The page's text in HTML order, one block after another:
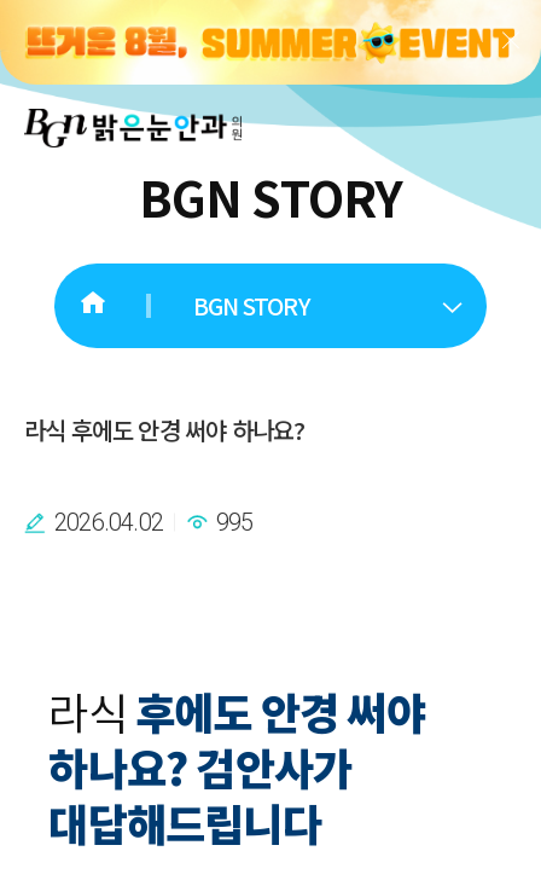
BGN STORY
BGN STORY
라식 후에도 안경 써야 하나요?
2026.04.02 995
라식 후에도 안경 써야
하나요? 검안사가
대답해드립니다